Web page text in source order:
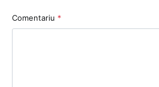
Comentariu *